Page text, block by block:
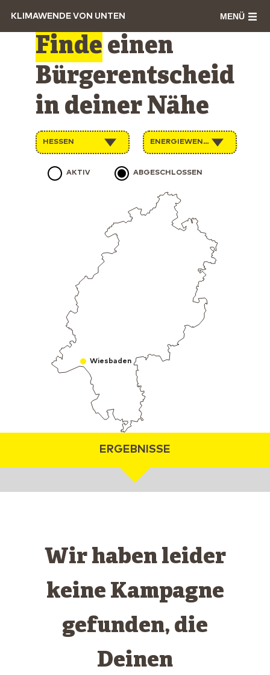
KLIMAWENDE VON UNTEN MENÜ
Wiesbaden
Finde einen
Bürgerentscheid
in deiner Nähe
HESSEN ENERGIEWENDE
AKTIV ABGESCHLOSSEN
ERGEBNISSE
Wir haben leider
keine Kampagne
gefunden, die
Deinen